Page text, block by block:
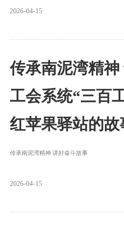
2026-04-15
传承南泥湾精
工会系统“三百
红苹果驿站的故
传承南泥湾精神 讲好奋斗故事
2026-04-15